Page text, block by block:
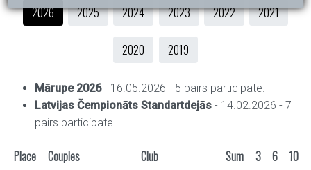
2026 2025 2024 2023 2022 2021
2020 2019
Mārupe 2026- 16.05.2026 - 5 pairs participate.
Latvijas Čempionāts Standartdejās - 14.02.2026 - 7
pairs participate.
Place Couples Club Sum 3 6 10